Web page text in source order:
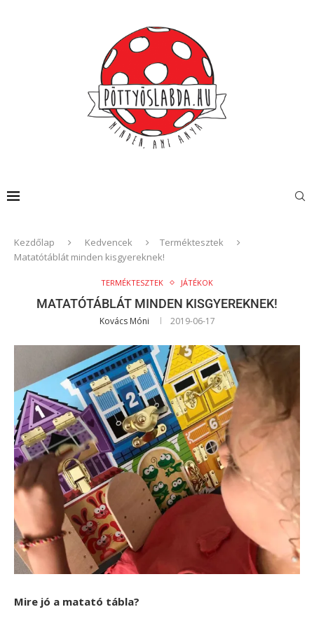
Kezdőlap Kedvencek
Terméktesztek
Matatótáblát minden kisgyereknek!
TERMÉKTESZTEK JÁTÉKOK
MATATÓTÁBLÁT MINDEN KISGYEREKNEK!
Kovács Móni 2019-06-17
Mire jó a matató tábla?